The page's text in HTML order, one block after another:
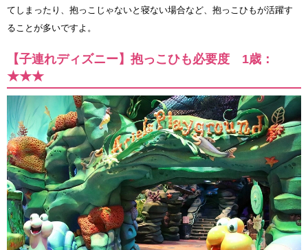
てしまったり、抱っこじゃないと寝ない場合など、抱っこひもが活躍す
ることが多いですよ。
【子連れディズニー】抱っこひも必要度 1歳：
★★★